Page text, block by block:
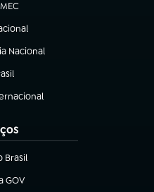
nova aba)
Nacional
aba)
em nova aba)
aba)
Brasil
nova aba)
GOV
nova aba)